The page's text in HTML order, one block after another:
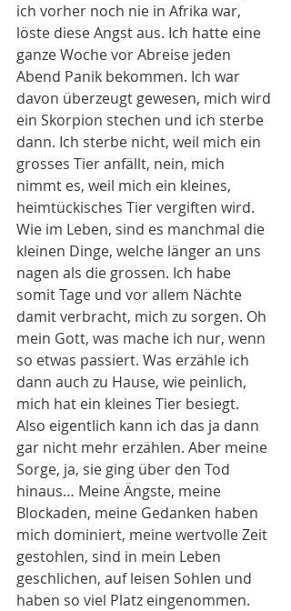
ich vorher noch nie in Afrika war,
löste diese Angst aus. Ich hatte eine
ganze Woche vor Abreise jeden
Abend Panik bekommen. Ich war
davon überzeugt gewesen, mich wird
ein Skorpion stechen und ich sterbe
dann. Ich sterbe nicht, weil mich ein
grosses Tier anfällt, nein, mich
nimmt es, weil mich ein kleines,
heimtückisches Tier vergiften wird.
Wie im Leben, sind es manchmal die
kleinen Dinge, welche länger an uns
nagen als die grossen. Ich habe
somit Tage und vor allem Nächte
damit verbracht, mich zu sorgen. Oh
mein Gott, was mache ich nur, wenn
so etwas passiert. Was erzähle ich
dann auch zu Hause, wie peinlich,
mich hat ein kleines Tier besiegt.
Also eigentlich kann ich das ja dann
gar nicht mehr erzählen. Aber meine
Sorge, ja, sie ging über den Tod
hinaus… Meine Ängste, meine
Blockaden, meine Gedanken haben
mich dominiert, meine wertvolle Zeit
gestohlen, sind in mein Leben
geschlichen, auf leisen Sohlen und
haben so viel Platz eingenommen.